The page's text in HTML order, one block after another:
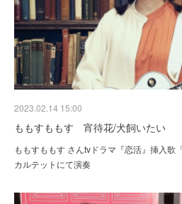
2023.02.14 15:00
ももすももす 宵待花/犬飼いたい
ももすももす さんtvドラマ『恋活』挿入歌
カルテットにて演奏